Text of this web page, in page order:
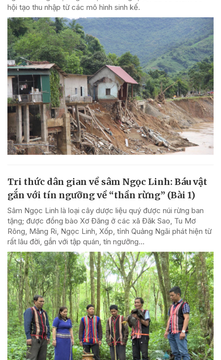
hội tạo thu nhập từ các mô hình sinh kế.
Tri thức dân gian về sâm Ngọc Linh: Báu vật
gắn với tín ngưỡng về “thần rừng” (Bài 1)
Sâm Ngọc Linh là loại cây dược liệu quý được núi rừng ban
tặng; được đồng bào Xơ Đăng ở các xã Đăk Sao, Tu Mơ
Rông, Măng Ri, Ngọc Linh, Xốp, tỉnh Quảng Ngãi phát hiện từ
rất lâu đời, gắn với tập quán, tín ngưỡng...